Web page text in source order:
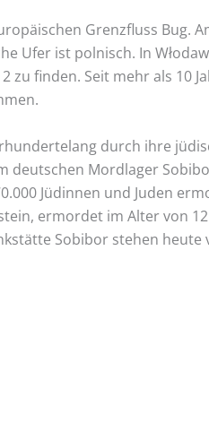
Grenzfluss Bug.
Ufer ist polnisch. In
zu finden. Seit mehr als 10
durch ihre
deutschen Mordlager
Jüdinnen und Juden
ermordet im Alter von
Sobibor stehen